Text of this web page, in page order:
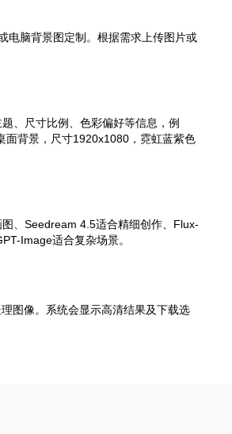
电脑背景图定制。根据需求上传图片或
、尺寸比例、色彩偏好等信息，例
面背景，尺寸1920x1080，霓虹蓝紫色
、Seedream 4.5适合精细创作、Flux-
Image适合复杂场景。
图像。系统会显示高清结果及下载选